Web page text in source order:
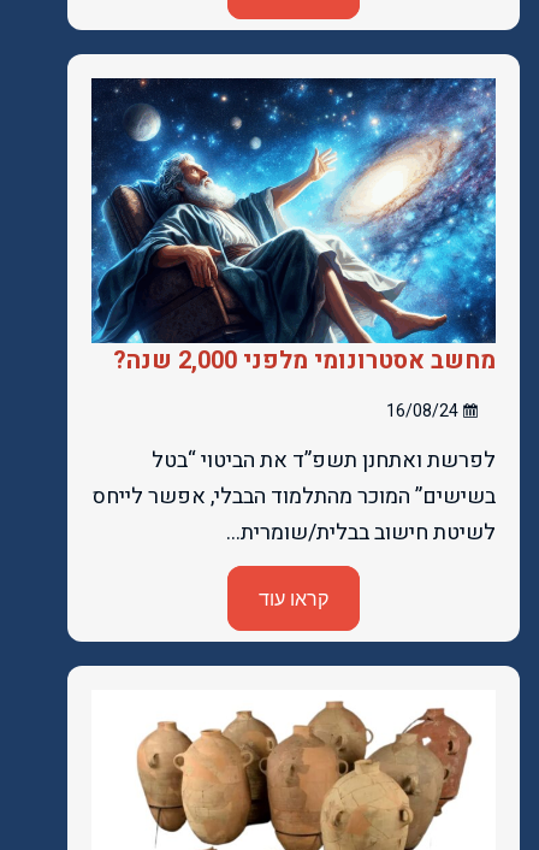
מחשב אסטרונומי מלפני 2,000 שנה?
לפרשת ואתחנן תשפ”ד את הביטוי “בטל
בשישים” המוכר מהתלמוד הבבלי, אפשר לייחס
לשיטת חישוב בבלית/שומרית…
קראו עוד